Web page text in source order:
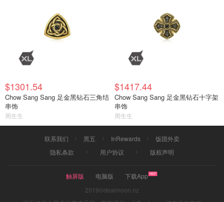
$1301.54
Chow Sang Sang 足金黑钻石三角结
串饰
周生生
$1417.44
Chow Sang Sang 足金黑钻石十字架
串饰
周生生
联系我们 黑五 InRewards
饭团外卖
隐私条款
用户协议 版权声明
触屏版 电脑版
下载App
2019©dealmoon.nz